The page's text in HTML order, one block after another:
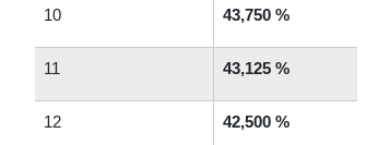
10 43,750 %
11 43,125 %
12 42,500 %